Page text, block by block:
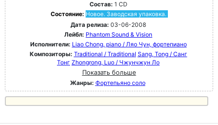
Состав: 1 CD
Состояние: Новое. Заводская упаковка.
Дата релиза: 03-06-2008
Лейбл: Phantom Sound & Vision
Исполнители: Liao Chong, piano / Ляо Чун, фортепиано
Композиторы: Traditional / Traditional Sang, Tong / Санг
Тонг Zhongrong, Luo / Чжунчжун Ло
Показать больше
Жанры: Фортепьяно соло